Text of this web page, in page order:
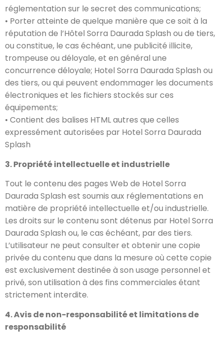
réglementation sur le secret des communications;
• Porter atteinte de quelque manière que ce soit à la
réputation de l’Hôtel Sorra Daurada Splash ou de tiers,
ou constitue, le cas échéant, une publicité illicite,
trompeuse ou déloyale, et en général une
concurrence déloyale; Hotel Sorra Daurada Splash ou
des tiers, ou qui peuvent endommager les documents
électroniques et les fichiers stockés sur ces
équipements;
• Contient des balises HTML autres que celles
expressément autorisées par Hotel Sorra Daurada
Splash
3. Propriété intellectuelle et industrielle
Tout le contenu des pages Web de Hotel Sorra
Daurada Splash est soumis aux réglementations en
matière de propriété intellectuelle et/ou industrielle.
Les droits sur le contenu sont détenus par Hotel Sorra
Daurada Splash ou, le cas échéant, par des tiers.
L’utilisateur ne peut consulter et obtenir une copie
privée du contenu que dans la mesure où cette copie
est exclusivement destinée à son usage personnel et
privé, son utilisation à des fins commerciales étant
strictement interdite.
4. Avis de non-responsabilité et limitations de
responsabilité